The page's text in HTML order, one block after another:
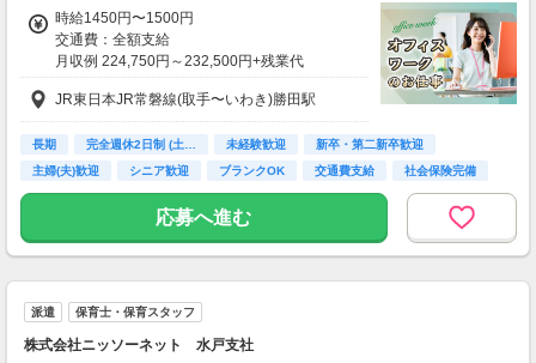
時給1450円〜1500円
交通費：全額支給
月収例 224,750円～232,500円+残業代
JR東日本JR常磐線(取手〜いわき)勝田駅
長期 完全週休2日制 (土… 未経験歓迎
新卒・第二新卒歓迎
主婦(夫)歓迎
シニア歓迎 ブランクOK 交通費支給 社会保険完備
応募へ進む
派遣 保育士・保育スタッフ
株式会社ニッソーネット 水戸支社